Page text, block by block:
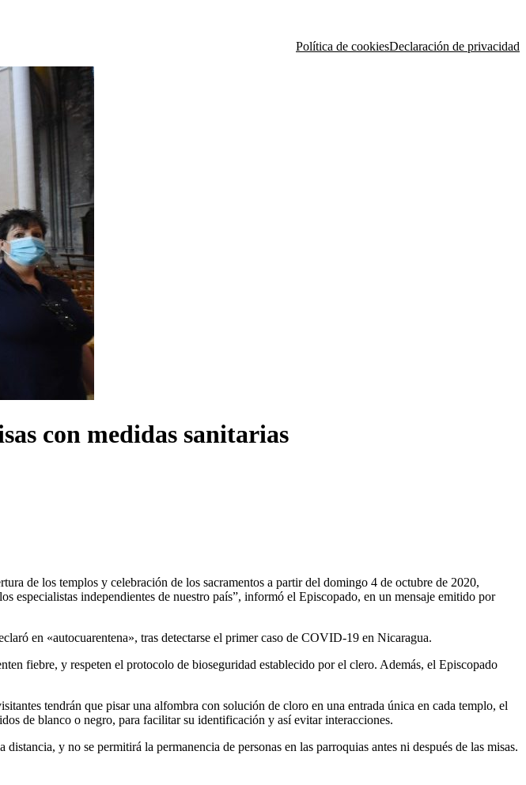
Política de cookiesDeclaración de privacidad
con medidas sanitarias
de los templos y celebración de los sacramentos a partir del domingo 4 de octubre de 2020,
independientes de nuestro país”, informó el Episcopado, en un mensaje emitido por
en «autocuarentena», tras detectarse el primer caso de COVID-19 en Nicaragua.
fiebre, y respeten el protocolo de bioseguridad establecido por el clero. Además, el Episcopado
tendrán que pisar una alfombra con solución de cloro en una entrada única en cada templo, el
de blanco o negro, para facilitar su identificación y así evitar interacciones.
y no se permitirá la permanencia de personas en las parroquias antes ni después de las misas.